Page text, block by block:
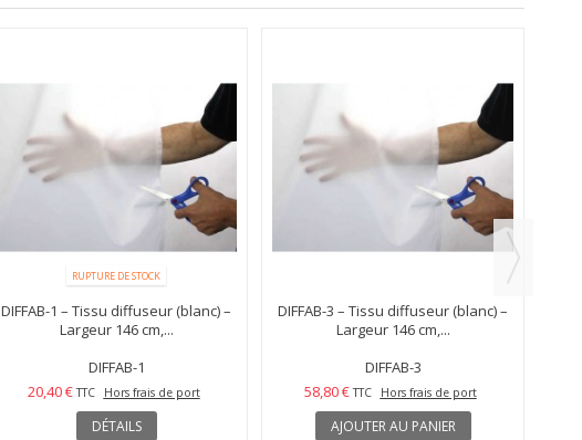
RUPTURE DE STOCK
DIFFAB-1 – Tissu diffuseur (blanc) –
Largeur 146 cm,...
DIFFAB-1
20,40 € TTC Hors frais de port
DÉTAILS
DIFFAB-3 – Tissu diffuseur (blanc) –
Largeur 146 cm,...
DIFFAB-3
58,80 € TTC Hors frais de port
AJOUTER AU PANIER